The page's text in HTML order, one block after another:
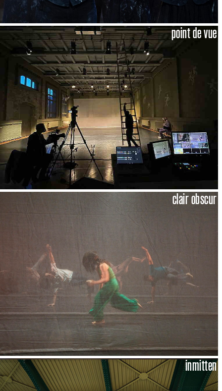
point de vue
clair obscur
inmitten